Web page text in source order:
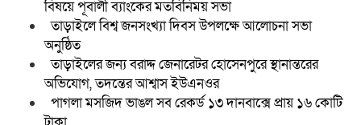
বিষয়ে পূবালী ব্যাংকের মতবিনিময় সভা
তাড়াইলে বিশ্ব জনসংখ্যা দিবস উপলক্ষে আলোচনা সভা
অনুষ্ঠিত
তাড়াইলের জন্য বরাদ্দ জেনারেটর হোসেনপুরে স্থানান্তরের
অভিযোগ, তদন্তের আশ্বাস ইউএনওর
পাগলা মসজিদ ভাঙল সব রেকর্ড ১৩ দানবাক্সে প্রায় ১৬ কোটি